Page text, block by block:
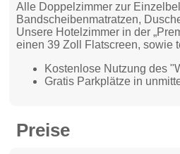
Alle Doppelzimmer zur
Bandscheibenmatratzen,
Unsere Hotelzimmer in der
einen 39 Zoll Flatscreen, sowie
Kostenlose Nutzung des
Gratis Parkplätze in
Preise